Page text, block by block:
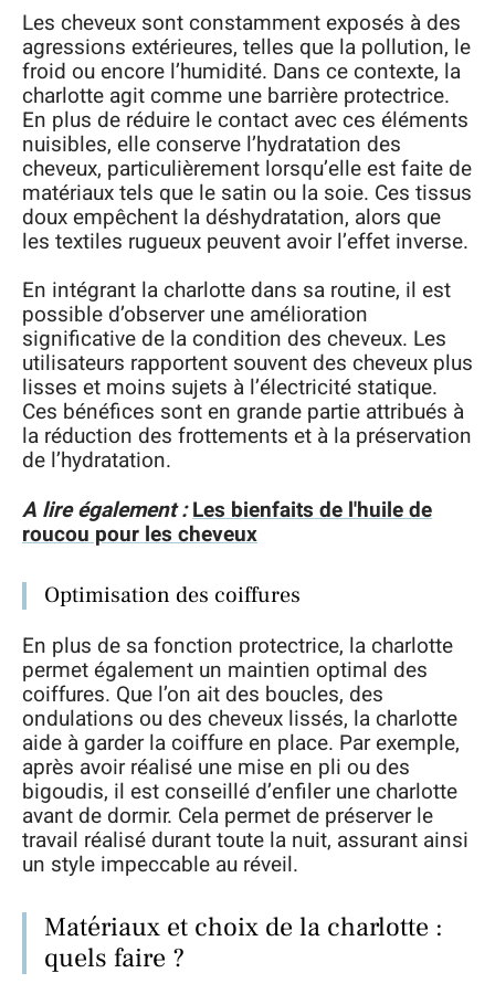
Les cheveux sont constamment exposés à des
agressions extérieures, telles que la pollution, le
froid ou encore l’humidité. Dans ce contexte, la
charlotte agit comme une barrière protectrice.
En plus de réduire le contact avec ces éléments
nuisibles, elle conserve l’hydratation des
cheveux, particulièrement lorsqu’elle est faite de
matériaux tels que le satin ou la soie. Ces tissus
doux empêchent la déshydratation, alors que
les textiles rugueux peuvent avoir l’effet inverse.
En intégrant la charlotte dans sa routine, il est
possible d’observer une amélioration
significative de la condition des cheveux. Les
utilisateurs rapportent souvent des cheveux plus
lisses et moins sujets à l’électricité statique.
Ces bénéfices sont en grande partie attribués à
la réduction des frottements et à la préservation
de l’hydratation.
A lire également : Les bienfaits de l'huile de
roucou pour les cheveux
Optimisation des coiffures
En plus de sa fonction protectrice, la charlotte
permet également un maintien optimal des
coiffures. Que l’on ait des boucles, des
ondulations ou des cheveux lissés, la charlotte
aide à garder la coiffure en place. Par exemple,
après avoir réalisé une mise en pli ou des
bigoudis, il est conseillé d’enfiler une charlotte
avant de dormir. Cela permet de préserver le
travail réalisé durant toute la nuit, assurant ainsi
un style impeccable au réveil.
Matériaux et choix de la charlotte :
quels faire ?